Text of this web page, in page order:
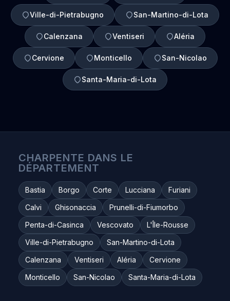
Ville-di-Pietrabugno San-Martino-di-Lota
Calenzana Ventiseri Aléria
Cervione Monticello San-Nicolao
Santa-Maria-di-Lota
CHARPENTE DANS LE
DÉPARTEMENT
Bastia Borgo Corte Lucciana
Furiani
Calvi
Ghisonaccia
Prunelli-di-Fiumorbo
Penta-di-Casinca
Vescovato
L'Île-Rousse
Ville-di-Pietrabugno
San-Martino-di-Lota
Calenzana
Ventiseri Aléria
Cervione
Monticello
San-Nicolao Santa-Maria-di-Lota